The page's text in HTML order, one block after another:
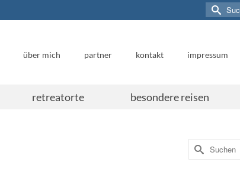
Suchen
nach:
über mich partner kontakt impressum
retreatorte besondere reisen
Suchen
nach: